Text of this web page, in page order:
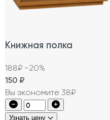
Книжная полка
188₽ −20%
150 ₽
Вы экономите 38₽
Узнать цену